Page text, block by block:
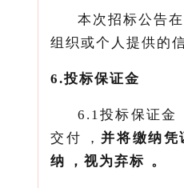
本次招标公告在
组织或个人提供的信
6.投标保证金
6.1投标保证金
交付
，并将缴纳凭
纳，视为弃标。